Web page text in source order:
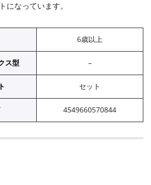
になっています。
6歳以上
ス型 –
セット
4549660570844